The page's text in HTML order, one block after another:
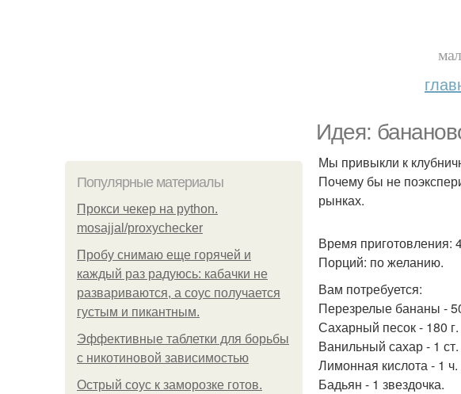
Идея:
Популярные материалы
Прокси чекер на python.
mosajjal/proxychecker
Пробу снимаю еще горячей и
каждый раз радуюсь: кабачки не
развариваются, а соус получается
густым и пикантным.
Эффективные таблетки для борьбы
с никотиновой зависимостью
Острый соус к заморозке готов.
Мы привыкли к
Почему бы не
рынках.
Время приготовления:
Порций: по желанию.
Вам потребуется:
Перезрелые бананы -
Сахарный песок - 180 г.
Ванильный сахар - 1 ст.
Лимонная кислота - 1 ч.
Бадьян - 1 звездочка.